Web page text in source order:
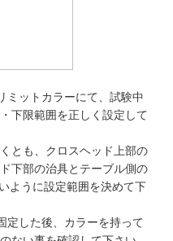
ミットカラーにて、試験中
下限範囲を正しく設定して
とも、クロスヘッド上部の
下部の治具とテーブル側の
ように設定範囲を決めて下
定した後、カラーを持って